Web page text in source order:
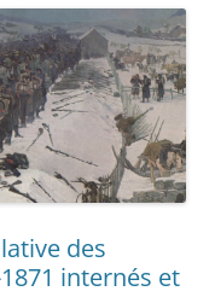
des
internés et